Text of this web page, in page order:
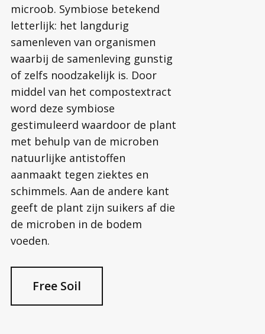
microob. Symbiose betekend
letterlijk: het langdurig
samenleven van organismen
waarbij de samenleving gunstig
of zelfs noodzakelijk is. Door
middel van het compostextract
word deze symbiose
gestimuleerd waardoor de plant
met behulp van de microben
natuurlijke antistoffen
aanmaakt tegen ziektes en
schimmels. Aan de andere kant
geeft de plant zijn suikers af die
de microben in de bodem
voeden.
Free Soil